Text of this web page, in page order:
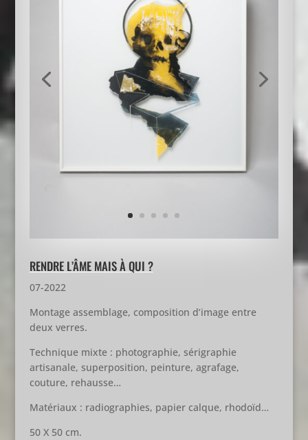
RENDRE L’ÂME MAIS À QUI ?
07-2022
Montage assemblage, composition d’image entre
deux verres.
Technique mixte : photographie, sérigraphie
artisanale, superposition, peinture, agrafage,
couture, rehausse…
Matériaux : radiographies, papier calque, rhodoïd…
50 X 50 cm.